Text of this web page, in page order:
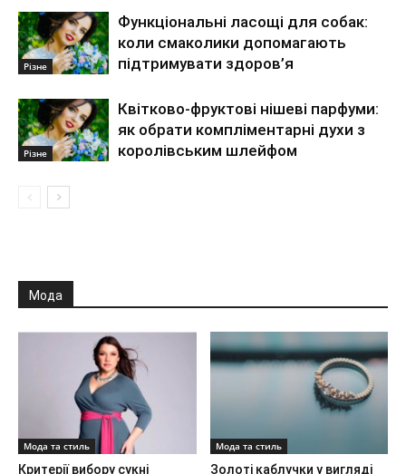
Різне
Функціональні ласощі для собак:
коли смаколики допомагають
підтримувати здоров’я
Різне
Квітково-фруктові нішеві парфуми:
як обрати компліментарні духи з
королівським шлейфом
Мода
Мода та стиль
Критерії вибору сукні
Мода та стиль
Золоті каблучки у вигляді